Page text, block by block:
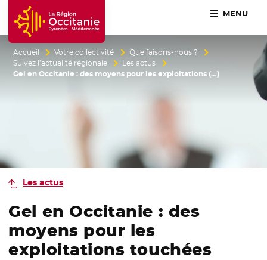
Accueil Région Occitanie / Pyrénées-Méditerranée
MENU
Accueil Votre collectivité
Que faisons-nous ?
Suivez l’actualité régionale
Les actus
Gel en Occitanie : des moyens pour les exploitations (…)
Les actus
Gel en Occitanie : des
moyens pour les
exploitations touchées